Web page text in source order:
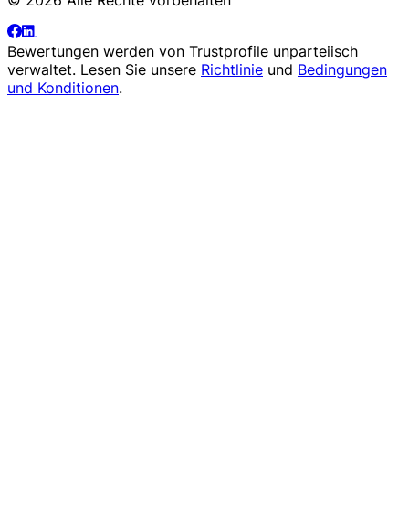
Bewertungen werden von Trustprofile unparteiisch
verwaltet. Lesen Sie unsere Richtlinie und Bedingungen
und Konditionen.